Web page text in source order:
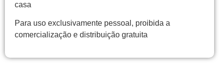
casa
Para uso exclusivamente pessoal, proibida a
comercialização e distribuição gratuita